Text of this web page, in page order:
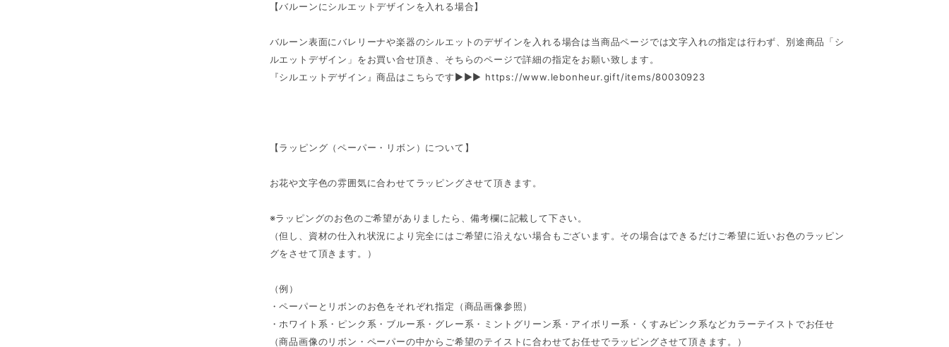
【バルーンにシルエットデザインを入れる場合】
バルーン表面にバレリーナや楽器のシルエットのデザインを入れる場合は当商品ページでは文字入れの指定は行わず、別途商品「シ
ルエットデザイン」をお買い合せ頂き、そちらのページで詳細の指定をお願い致します。
『シルエットデザイン』商品はこちらです►►► https://www.lebonheur.gift/items/80030923
【ラッピング（ペーパー・リボン）について】
お花や文字色の雰囲気に合わせてラッピングさせて頂きます。
※ラッピングのお色のご希望がありましたら、備考欄に記載して下さい。
（但し、資材の仕入れ状況により完全にはご希望に沿えない場合もございます。その場合はできるだけご希望に近いお色のラッピン
グをさせて頂きます。）
（例）
・ペーパーとリボンのお色をそれぞれ指定（商品画像参照）
・ホワイト系・ピンク系・ブルー系・グレー系・ミントグリーン系・アイボリー系・くすみピンク系などカラーテイストでお任せ
（商品画像のリボン・ペーパーの中からご希望のテイストに合わせてお任せでラッピングさせて頂きます。）